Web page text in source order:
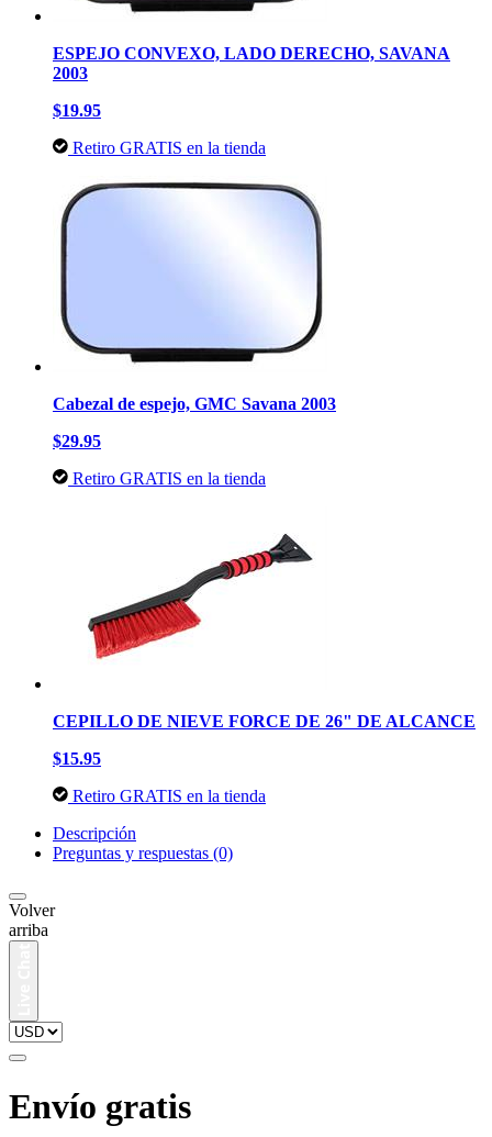
ESPEJO CONVEXO, LADO DERECHO, SAVANA
2003
$19.95
Retiro GRATIS en la tienda
Cabezal de espejo, GMC Savana 2003
$29.95
Retiro GRATIS en la tienda
CEPILLO DE NIEVE FORCE DE 26" DE ALCANCE
$15.95
Retiro GRATIS en la tienda
Descripción
Preguntas y respuestas (0)
Volver
arriba
Envío gratis